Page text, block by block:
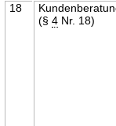
18
(§4 Nr. 18)